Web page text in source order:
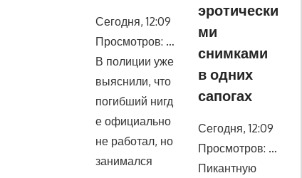
Сегодня, 12:09
Просмотров: …
В полиции уже
выяснили, что
погибший нигд
е официально
не работал, но
занимался
эротически
ми
снимками
в одних
сапогах
Сегодня, 12:09
Просмотров: …
Пикантную